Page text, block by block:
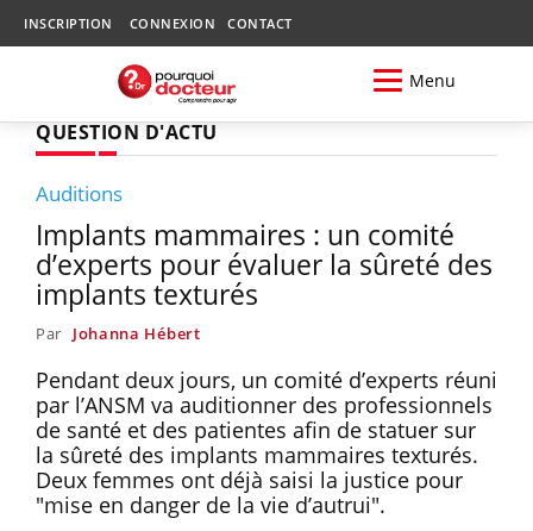
INSCRIPTION CONNEXION CONTACT
Menu
QUESTION D'ACTU
Auditions
Implants mammaires : un comité
d’experts pour évaluer la sûreté des
implants texturés
Par Johanna Hébert
Pendant deux jours, un comité d’experts réuni
par l’ANSM va auditionner des professionnels
de santé et des patientes afin de statuer sur
la sûreté des implants mammaires texturés.
Deux femmes ont déjà saisi la justice pour
"mise en danger de la vie d’autrui".